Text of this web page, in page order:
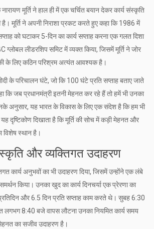
मूर्ति ने हाल ही में एक चर्चित बयान देकर कार्य संस्कृति
मूर्ति ने अपनी निराशा प्रकट करते हुए कहा कि 1986 में
को घटाकर 5-दिन का कार्य सप्ताह करना एक गलत दिशा
ग्लोबल लीडरशिप समिट में व्यक्त किया, जिसमें मूर्ति ने जोर
के लिए कठिन परिश्रम अत्यंत आवश्यक है।
के परिचालन घंटे, जो कि 100 घंटे प्रति सप्ताह बताए जाते
कि जब प्रधानमंत्री इतनी मेहनत कर रहे हैं तो हमें भी उनका
अनुसार, यह भारत के विकास के लिए एक संदेश है कि हम भी
दृष्टिकोण दिखाता है कि मूर्ति की सोच में कड़ी मेहनत और
विशेष स्थान है।
और व्यक्तिगत उदाहरण
कार्य अनुभवों का भी उदाहरण दिया, जिसमें उन्होंने एक लंबे
किया। उनका खुद का कार्य दिनचर्या एक प्रेरणा का
और 6.5 दिन प्रति सप्ताह काम करते थे। सुबह 6:30
8:40 बजे वापस लौटना उनका नियमित कार्य समय
का सजीव उदाहरण है।